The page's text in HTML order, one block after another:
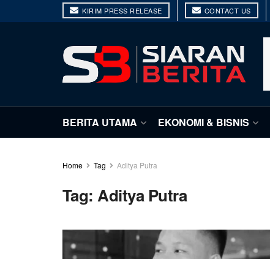
KIRIM PRESS RELEASE CONTACT US
BERITA UTAMA EKONOMI & BISNIS
Home Tag Aditya Putra
Tag:Aditya Putra